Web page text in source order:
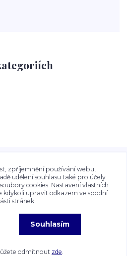
Talocan.cz a
autorským právem. Jejich
souhlasu provozovatele
zpříjemnění používání webu,
udělení souhlasu také pro účely
cookies. Nastavení vlastních
kdykoli upravit odkazem ve spodní
stránek.
Souhlasím
odmítnout zde